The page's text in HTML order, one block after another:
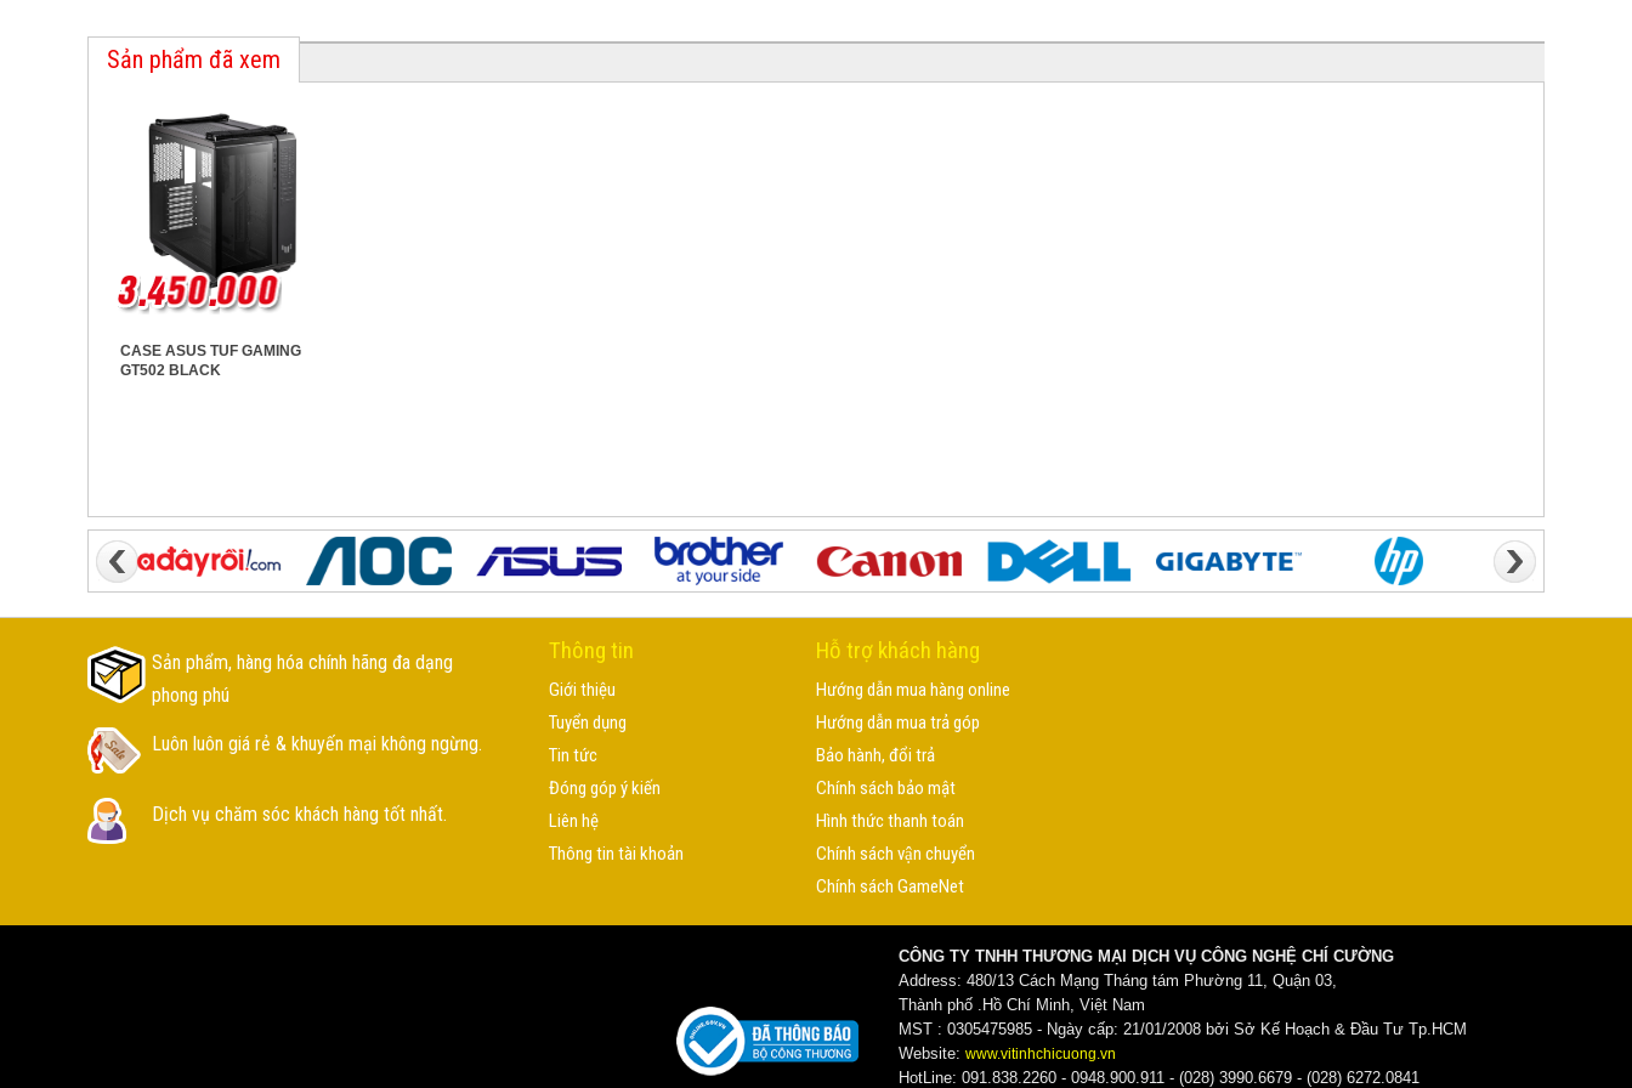
Sản phẩm đã xem
CASE ASUS TUF GAMING
GT502 BLACK
Sản phẩm, hàng hóa chính hãng đa dạng
phong phú
Luôn luôn giá rẻ & khuyến mại không ngừng.
Dịch vụ chăm sóc khách hàng tốt nhất.
Thông tin
Giới thiệu
Tuyển dụng
Tin tức
Đóng góp ý kiến
Liên hệ
Thông tin tài khoản
Hỗ trợ khách hàng
Hướng dẫn mua hàng online
Hướng dẫn mua trả góp
Bảo hành, đổi trả
Chính sách bảo mật
Hình thức thanh toán
Chính sách vận chuyển
Chính sách GameNet
CÔNG TY TNHH THƯƠNG MẠI DỊCH VỤ CÔNG NGHỆ CHÍ CƯỜNG
Address: 480/13 Cách Mạng Tháng tám Phường 11, Quận 03,
Thành phố .Hồ Chí Minh, Việt Nam
MST : 0305475985 - Ngày cấp: 21/01/2008 bởi Sở Kế Hoạch & Đầu Tư Tp.HCM
Website: www.vitinhchicuong.vn
HotLine: 091.838.2260 - 0948.900.911 - (028) 3990.6679 - (028) 6272.0841